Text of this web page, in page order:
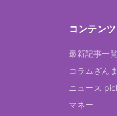
コンテンツ
最新記事一覧
コラムざん
ニュース
マネー